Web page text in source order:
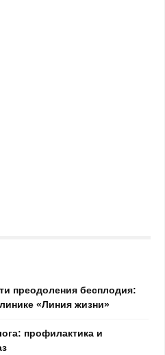
преодоления бесплодия:
«Линия жизни»
профилактика и